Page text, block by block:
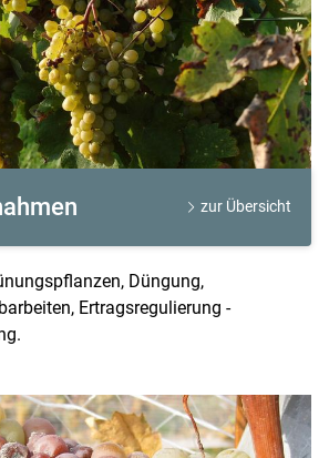
zur Übersicht
Düngung,
Ertragsregulierung -